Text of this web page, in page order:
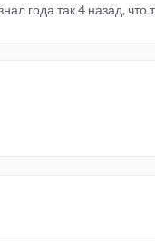
года так 4 назад,